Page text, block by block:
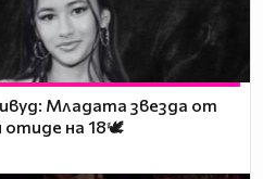
Младата звезда от
отиде на 18🕊️